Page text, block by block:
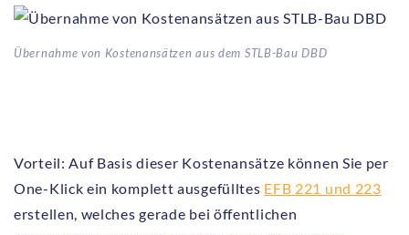
Übernahme von Kostenansätzen aus dem STLB-Bau DBD
Vorteil: Auf Basis dieser Kostenansätze können Sie per
One-Klick ein komplett ausgefülltes EFB 221 und 223
erstellen, welches gerade bei öffentlichen